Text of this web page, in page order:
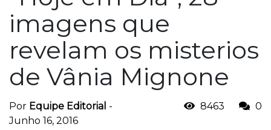
imagens que
revelam os misterios
de Vânia Mignone
Por Equipe Editorial -
Junho 16, 2016
8463 0